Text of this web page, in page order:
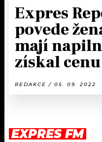
Expres
povede
mají
získal
REDAKCE / 05. 09. 2022
EXPRES FM